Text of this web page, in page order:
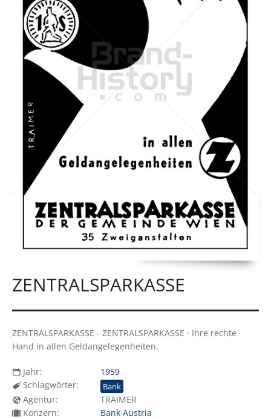
ZENTRALSPARKASSE
ZENTRALSPARKASSE - ZENTRALSPARKASSE · Ihre rechte
Hand in allen Geldangelegenheiten.
Jahr:
1959
Schlagwörter:
Bank
Agentur:
TRAIMER
Konzern:
Bank Austria